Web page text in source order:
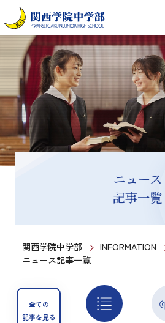
ニュース
記事一覧
関西学院中学部
INFORMATION
ニュース記事一覧
全ての
記事を見る